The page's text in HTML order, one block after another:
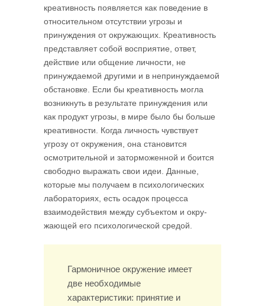
креативность появляется как поведение в
относительном отсутствии угрозы и
принуждения от окружающих. Креативность
представляет собой восприятие, ответ,
действие или общение личности, не
принуждаемой другими и в непринуждаемой
обстановке. Если бы креативность могла
возникнуть в результате принуждения или
как продукт угрозы, в мире было бы больше
креативности. Когда личность чувствует
угрозу от окружения, она становится
осмотрительной и заторможенной и боится
сво­бодно выражать свои идеи. Данные,
которые мы получаем в психологических
лабораториях, есть осадок процесса
взаимодействия между субъектом и окру­
жающей его психологической средой.
Гармоничное окружение имеет
две необходимые
характеристики: принятие и